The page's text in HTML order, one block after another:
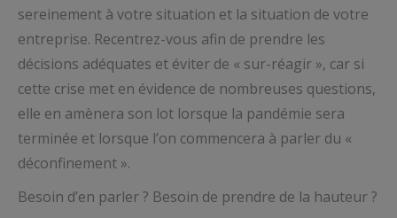
sereinement à votre situation et la situation de votre
entreprise. Recentrez-vous afin de prendre les
décisions adéquates et éviter de « sur-réagir », car si
cette crise met en évidence de nombreuses questions,
elle en amènera son lot lorsque la pandémie sera
terminée et lorsque l’on commencera à parler du «
déconfinement ».
Besoin d’en parler ? Besoin de prendre de la hauteur ?